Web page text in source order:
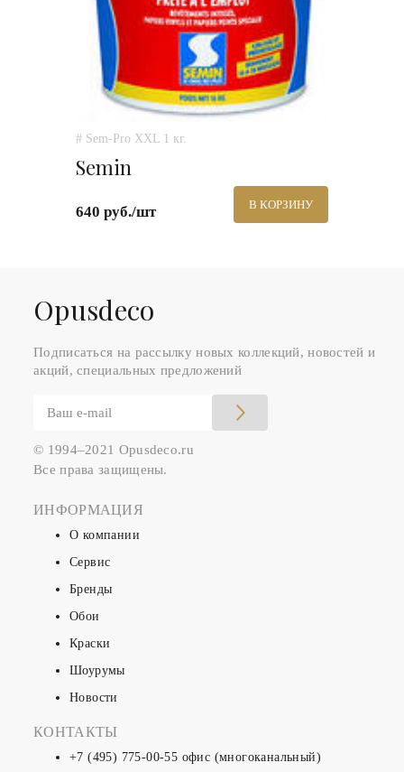
# Sem-Pro XXL 1 кг.
Semin
640 руб./шт В КОРЗИНУ
Оpusdeco
Подписаться на рассылку новых коллекций, новостей и
акций, специальных предложений
© 1994–2021 Opusdeco.ru
Все права защищены.
ИНФОРМАЦИЯ
О компании
Сервис
Бренды
Обои
Краски
Шоурумы
Новости
КОНТАКТЫ
+7 (495) 775-00-55 офис (многоканальный)